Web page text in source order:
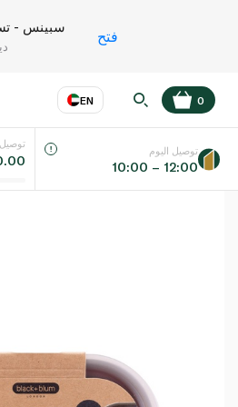
سبينس -
فتح
EN
اللغة عر
0
توصيل اليوم
10:00 – 12:00